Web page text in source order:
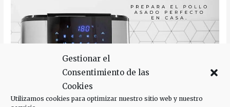
Gestionar el
Consentimiento de las
Cookies
Utilizamos cookies para optimizar nuestro sitio web y nuestro